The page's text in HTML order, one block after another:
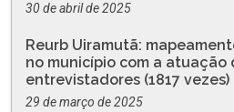
30 de abril de 2025
Reurb Uiramutã:
no município com a atuação
entrevistadores (1817 vezes)
29 de março de 2025